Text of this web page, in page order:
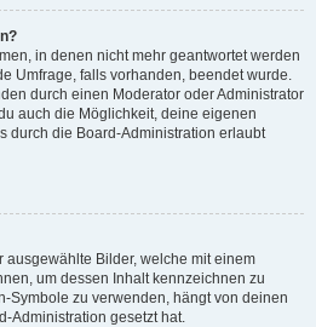
in denen nicht mehr geantwortet werden
Umfrage, falls vorhanden, beendet wurde.
durch einen Moderator oder Administrator
auch die Möglichkeit, deine eigenen
durch die Board-Administration erlaubt
ausgewählte Bilder, welche mit einem
um dessen Inhalt kennzeichnen zu
Symbole zu verwenden, hängt von deinen
Administration gesetzt hat.